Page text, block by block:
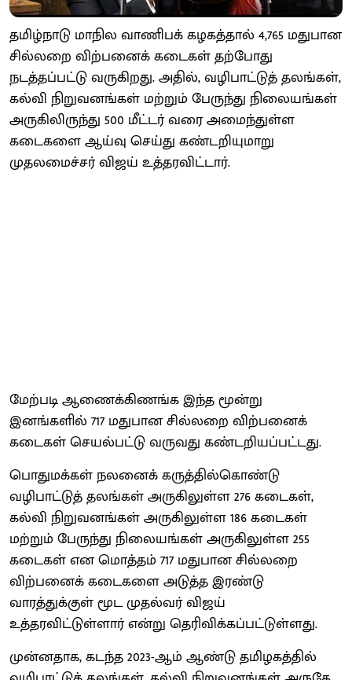
தமிழ்நாடு மாநில வாணிபக் கழகத்தால் 4,765 மதுபான
சில்லறை விற்பனைக் கடைகள் தற்போது
நடத்தப்பட்டு வருகிறது. அதில், வழிபாட்டுத் தலங்கள்,
கல்வி நிறுவனங்கள் மற்றும் பேருந்து நிலையங்கள்
அருகிலிருந்து 500 மீட்டர் வரை அமைந்துள்ள
கடைகளை ஆய்வு செய்து கண்டறியுமாறு
முதலமைச்சர் விஜய் உத்தரவிட்டார்.
மேற்படி ஆணைக்கிணங்க இந்த மூன்று
இனங்களில் 717 மதுபான சில்லறை விற்பனைக்
கடைகள் செயல்பட்டு வருவது கண்டறியப்பட்டது.
பொதுமக்கள் நலனைக் கருத்தில்கொண்டு
வழிபாட்டுத் தலங்கள் அருகிலுள்ள 276 கடைகள்,
கல்வி நிறுவனங்கள் அருகிலுள்ள 186 கடைகள்
மற்றும் பேருந்து நிலையங்கள் அருகிலுள்ள 255
கடைகள் என மொத்தம் 717 மதுபான சில்லறை
விற்பனைக் கடைகளை அடுத்த இரண்டு
வாரத்துக்குள் மூட முதல்வர் விஜய்
உத்தரவிட்டுள்ளார் என்று தெரிவிக்கப்பட்டுள்ளது.
முன்னதாக, கடந்த 2023-ஆம் ஆண்டு தமிழகத்தில்